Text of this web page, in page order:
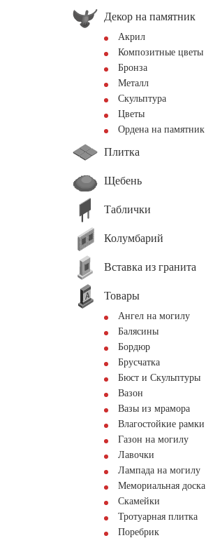
Декор на памятник
Акрил
Композитные цветы
Бронза
Металл
Скульптура
Цветы
Ордена на памятник
Плитка
Щебень
Таблички
Колумбарий
Вставка из гранита
Товары
Ангел на могилу
Балясины
Бордюр
Брусчатка
Бюст и Скульптуры
Вазон
Вазы из мрамора
Влагостойкие рамки
Газон на могилу
Лавочки
Лампада на могилу
Мемориальная доска
Скамейки
Тротуарная плитка
Поребрик